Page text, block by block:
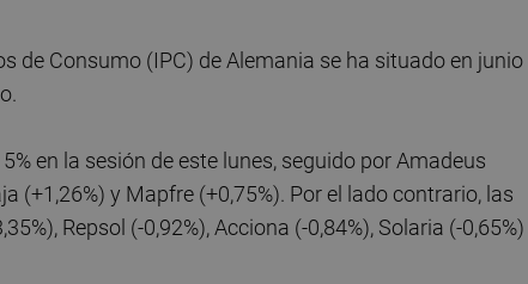
de Consumo (IPC) de Alemania se ha situado en junio
en la sesión de este lunes, seguido por Amadeus
(+1,26%) y Mapfre (+0,75%). Por el lado contrario, las
Repsol (-0,92%), Acciona (-0,84%), Solaria (-0,65%)